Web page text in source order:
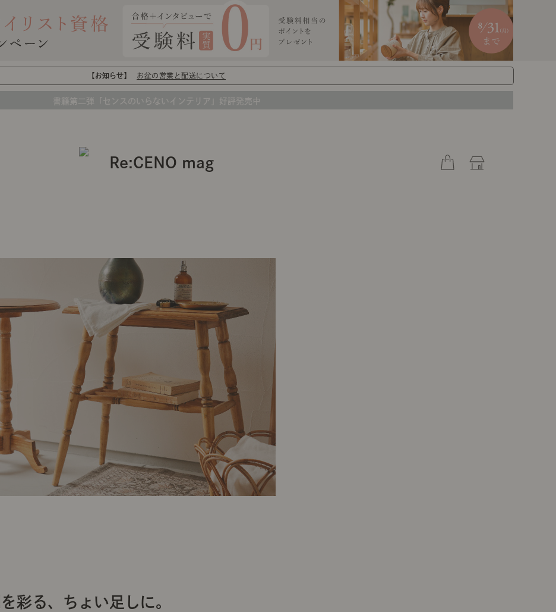
【お知らせ】 お盆の営業と配送について
書籍第二弾「センスのいらないインテリア」好評発売中
彩る、ちょい足しに。